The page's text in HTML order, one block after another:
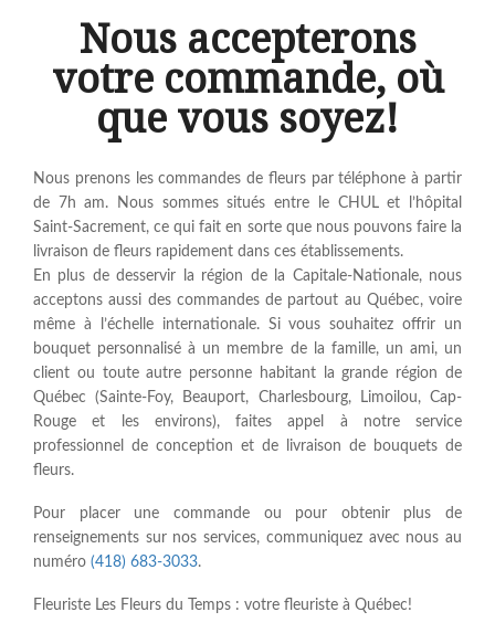
Nous accepterons
votre commande, où
que vous soyez!
Nous prenons les commandes de fleurs par téléphone à partir
de 7h am. Nous sommes situés entre le CHUL et l’hôpital
Saint-Sacrement, ce qui fait en sorte que nous pouvons faire la
livraison de fleurs rapidement dans ces établissements.
En plus de desservir la région de la Capitale-Nationale, nous
acceptons aussi des commandes de partout au Québec, voire
même à l’échelle internationale. Si vous souhaitez offrir un
bouquet personnalisé à un membre de la famille, un ami, un
client ou toute autre personne habitant la grande région de
Québec (Sainte-Foy, Beauport, Charlesbourg, Limoilou, Cap-
Rouge et les environs), faites appel à notre service
professionnel de conception et de livraison de bouquets de
fleurs.
Pour placer une commande ou pour obtenir plus de
renseignements sur nos services, communiquez avec nous au
numéro (418) 683-3033.
Fleuriste Les Fleurs du Temps : votre fleuriste à Québec!